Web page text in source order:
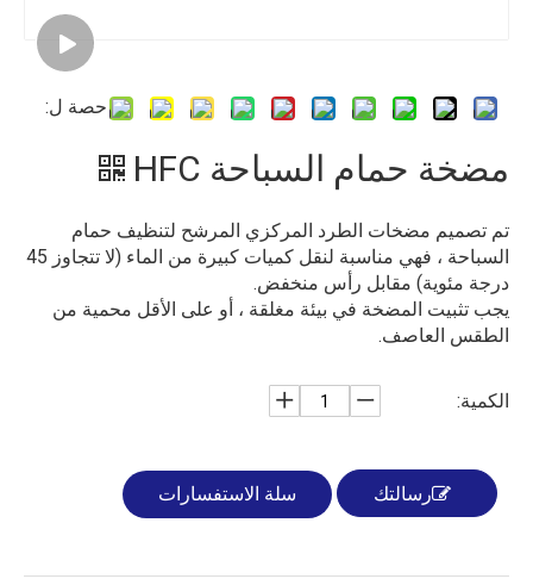
حصة ل:
مضخة حمام السباحة HFC
تم تصميم مضخات الطرد المركزي المرشح لتنظيف حمام
السباحة ، فهي مناسبة لنقل كميات كبيرة من الماء (لا تتجاوز 45
درجة مئوية) مقابل رأس منخفض.
يجب تثبيت المضخة في بيئة مغلقة ، أو على الأقل محمية من
الطقس العاصف.
الكمية:
رسالتك سلة الاستفسارات